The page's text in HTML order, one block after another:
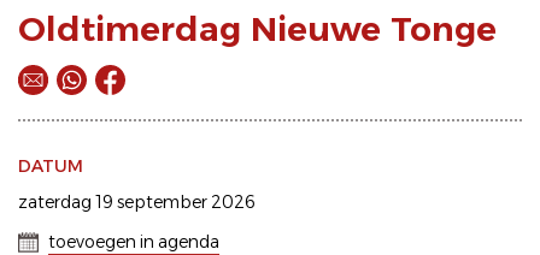
Oldtimerdag Nieuwe Tonge
DATUM
zaterdag 19 september 2026
toevoegen in agenda